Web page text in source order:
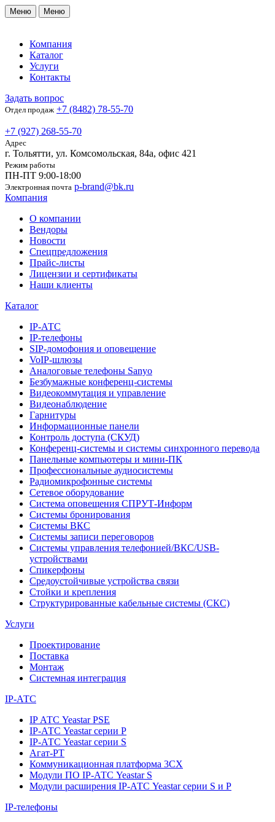
Меню Меню
Компания
Каталог
Услуги
Контакты
Задать вопрос
Отдел продаж +7 (8482) 78-55-70
+7 (927) 268-55-70
Адрес
г. Тольятти, ул. Комсомольская, 84а, офис 421
Режим работы
ПН-ПТ 9:00-18:00
Электронная почта p-brand@bk.ru
Компания
О компании
Вендоры
Новости
Спецпредложения
Прайс-листы
Лицензии и сертификаты
Наши клиенты
Каталог
IP-АТС
IP-телефоны
SIP-домофония и оповещение
VoIP-шлюзы
Аналоговые телефоны Sanyo
Безбумажные конференц-системы
Видеокоммутация и управление
Видеонаблюдение
Гарнитуры
Информационные панели
Контроль доступа (СКУД)
Конференц-системы и системы синхронного перевода
Панельные компьютеры и мини-ПК
Профессиональные аудиосистемы
Радиомикрофонные системы
Сетевое оборудование
Система оповещения СПРУТ-Информ
Системы бронирования
Системы ВКС
Системы записи переговоров
Системы управления телефонией/ВКС/USB-
устройствами
Спикерфоны
Средоустойчивые устройства связи
Стойки и крепления
Структурированные кабельные системы (СКС)
Услуги
Проектирование
Поставка
Монтаж
Системная интеграция
IP-АТС
IP АТС Yeastar PSE
IP-АТС Yeastar серии P
IP-АТС Yeastar серии S
Агат-РТ
Коммуникационная платформа 3CX
Модули ПО IP-АТС Yeastar S
Модули расширения IP-АТС Yeastar серии S и P
IP-телефоны